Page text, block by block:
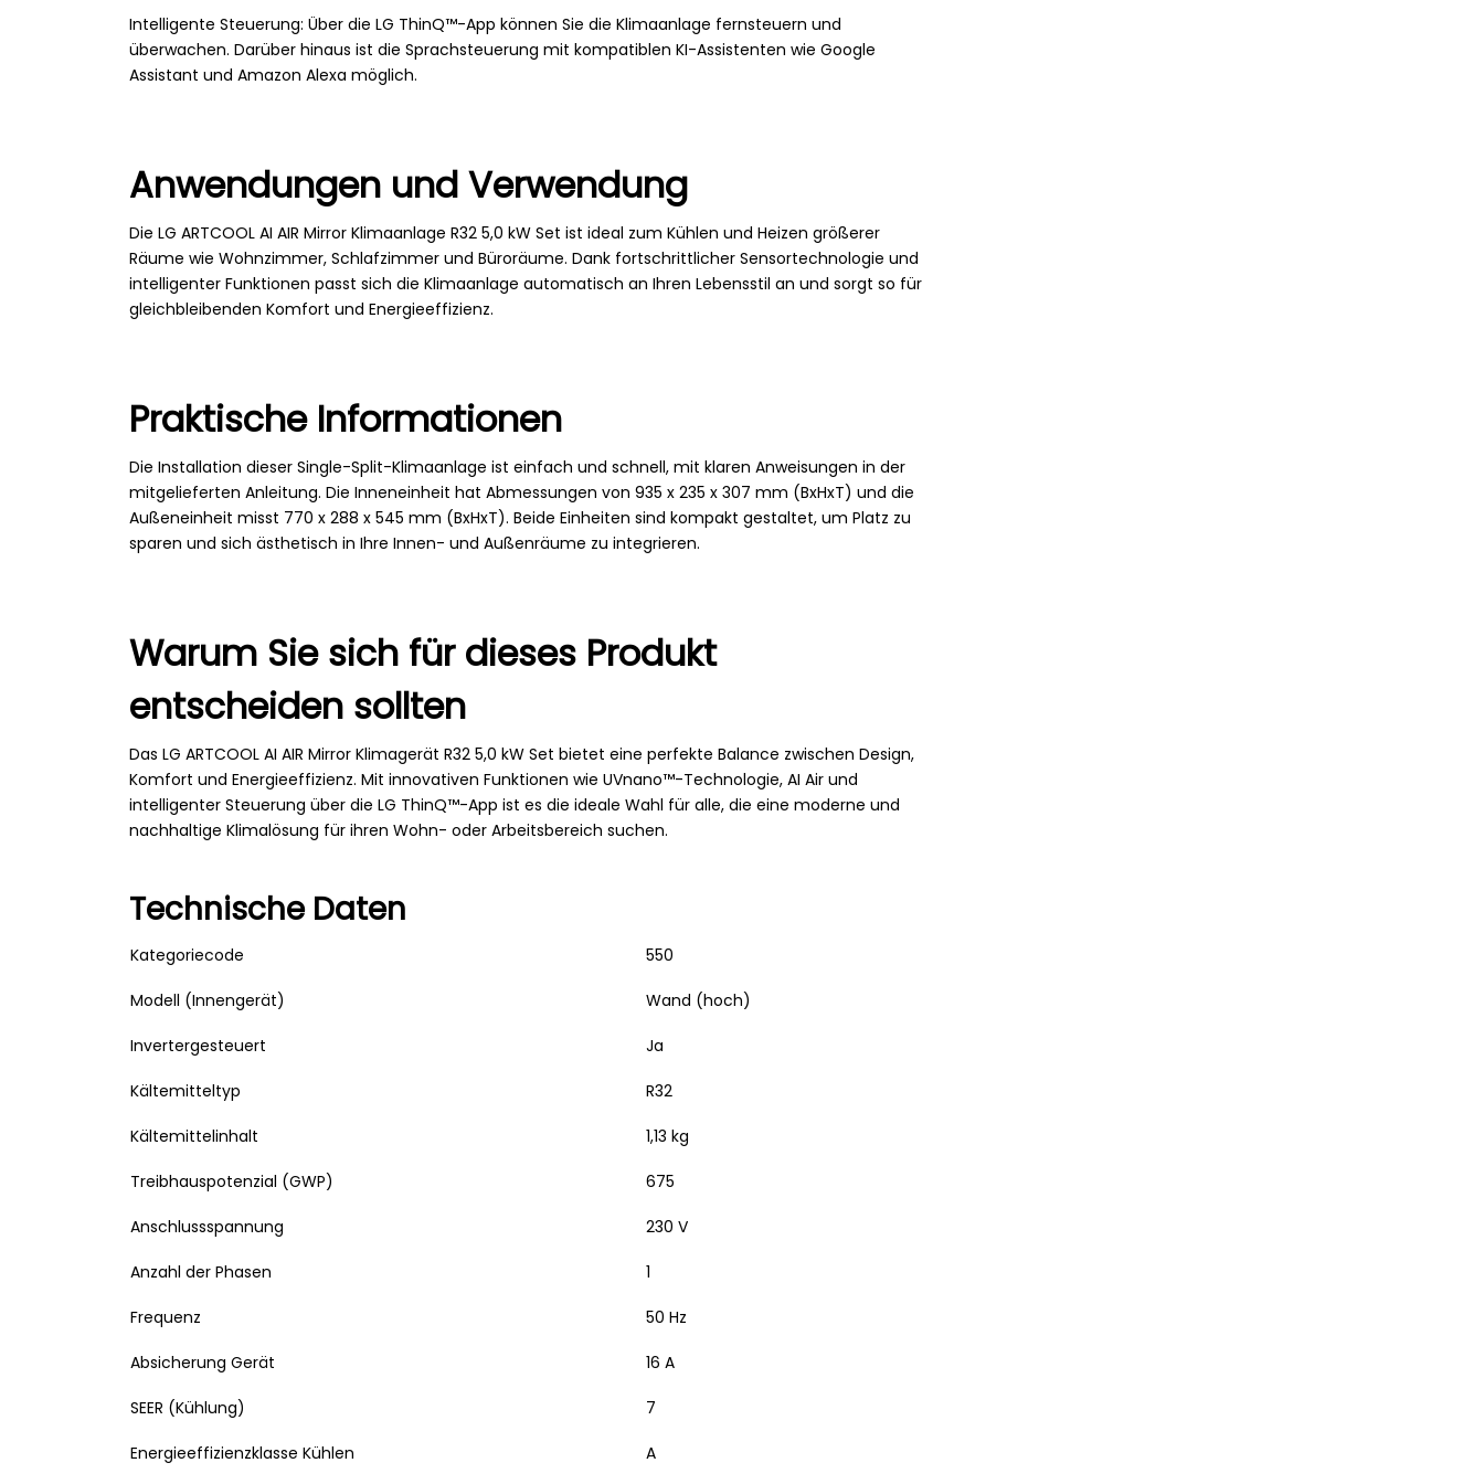
Intelligente Steuerung: Über die LG ThinQ™-App können Sie die Klimaanlage fernsteuern und
überwachen. Darüber hinaus ist die Sprachsteuerung mit kompatiblen KI-Assistenten wie Google
Assistant und Amazon Alexa möglich.
Anwendungen und Verwendung
Die LG ARTCOOL AI AIR Mirror Klimaanlage R32 5,0 kW Set ist ideal zum Kühlen und Heizen größerer
Räume wie Wohnzimmer, Schlafzimmer und Büroräume. Dank fortschrittlicher Sensortechnologie und
intelligenter Funktionen passt sich die Klimaanlage automatisch an Ihren Lebensstil an und sorgt so für
gleichbleibenden Komfort und Energieeffizienz.
Praktische Informationen
Die Installation dieser Single-Split-Klimaanlage ist einfach und schnell, mit klaren Anweisungen in der
mitgelieferten Anleitung. Die Inneneinheit hat Abmessungen von 935 x 235 x 307 mm (BxHxT) und die
Außeneinheit misst 770 x 288 x 545 mm (BxHxT). Beide Einheiten sind kompakt gestaltet, um Platz zu
sparen und sich ästhetisch in Ihre Innen- und Außenräume zu integrieren.
Warum Sie sich für dieses Produkt
entscheiden sollten
Das LG ARTCOOL AI AIR Mirror Klimagerät R32 5,0 kW Set bietet eine perfekte Balance zwischen Design,
Komfort und Energieeffizienz. Mit innovativen Funktionen wie UVnano™-Technologie, AI Air und
intelligenter Steuerung über die LG ThinQ™-App ist es die ideale Wahl für alle, die eine moderne und
nachhaltige Klimalösung für ihren Wohn- oder Arbeitsbereich suchen.
Technische Daten
Kategoriecode 550
Modell (Innengerät) Wand (hoch)
Invertergesteuert Ja
Kältemitteltyp R32
Kältemittelinhalt 1,13 kg
Treibhauspotenzial (GWP) 675
Anschlussspannung 230 V
Anzahl der Phasen 1
Frequenz 50 Hz
Absicherung Gerät 16 A
SEER (Kühlung) 7
Energieeffizienzklasse Kühlen A